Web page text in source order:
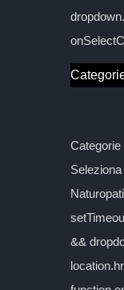
Categorie
&&